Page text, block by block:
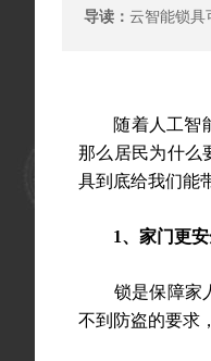
导读： 云智能锁具
随着人工智能
那么居民为什么
具到底给我们能
1、家门更安
锁是保障家人
不到防盗的要求